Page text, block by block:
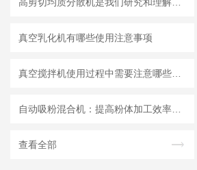
真空乳化机有哪些使用注意事项
查看全部